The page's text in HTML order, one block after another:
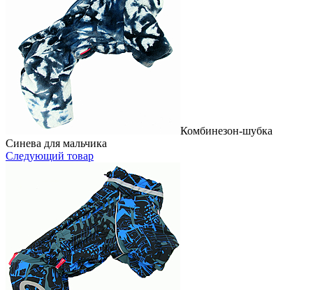
Комбинезон-шубка
Синева для мальчика
Следующий товар